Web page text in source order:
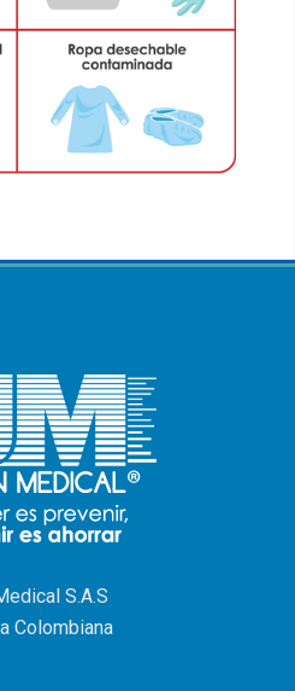
S.A.S
Colombiana